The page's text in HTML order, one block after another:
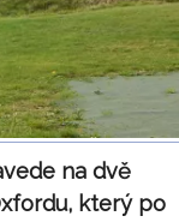
na dvě
který po